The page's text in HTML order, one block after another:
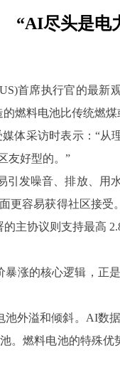
“AI尽头是电
首席执行官的最
燃料电池比传统燃
媒体采访时表示：“
友好型的。”
发噪音、排放、
容易获得社区接受
主协议则支持最高
暴涨的核心逻辑，
外溢和倾斜。AI数
。燃料电池的特殊